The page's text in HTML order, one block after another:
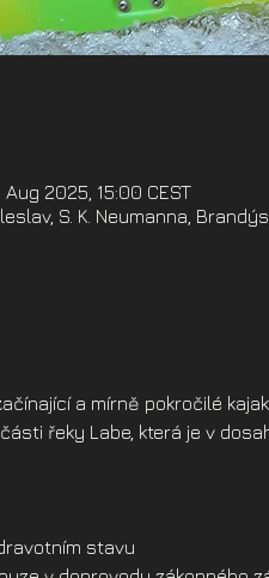
2025, 15:00 CEST
S. K. Neumanna,
a mírně pokročilé
řeky Labe, která je v
stavu